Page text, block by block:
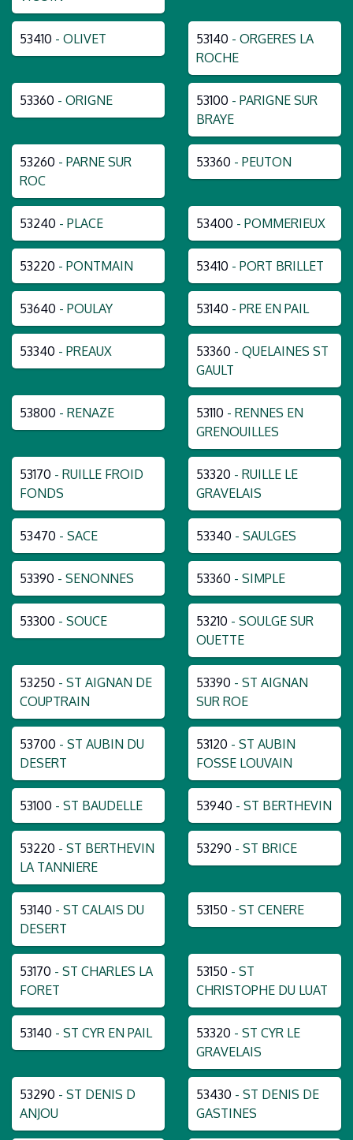
53410 - OLIVET 53140 - ORGERES LA
ROCHE
53360 - ORIGNE 53100 - PARIGNE SUR
BRAYE
53260 - PARNE SUR
ROC
53360 - PEUTON
53240 - PLACE 53400 - POMMERIEUX
53220 - PONTMAIN 53410 - PORT BRILLET
53640 - POULAY 53140 - PRE EN PAIL
53340 - PREAUX 53360 - QUELAINES ST
GAULT
53800 - RENAZE 53110 - RENNES EN
GRENOUILLES
53170 - RUILLE FROID
FONDS
53320 - RUILLE LE
GRAVELAIS
53470 - SACE 53340 - SAULGES
53390 - SENONNES 53360 - SIMPLE
53300 - SOUCE 53210 - SOULGE SUR
OUETTE
53250 - ST AIGNAN DE
COUPTRAIN
53390 - ST AIGNAN
SUR ROE
53700 - ST AUBIN DU
DESERT
53120 - ST AUBIN
FOSSE LOUVAIN
53100 - ST BAUDELLE 53940 - ST BERTHEVIN
53220 - ST BERTHEVIN
LA TANNIERE
53290 - ST BRICE
53140 - ST CALAIS DU
DESERT
53150 - ST CENERE
53170 - ST CHARLES LA
FORET
53150 - ST
CHRISTOPHE DU LUAT
53140 - ST CYR EN PAIL 53320 - ST CYR LE
GRAVELAIS
53290 - ST DENIS D
ANJOU
53430 - ST DENIS DE
GASTINES